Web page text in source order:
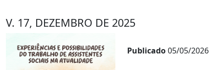
V. 17, DEZEMBRO DE 2025
Publicado05/05/2026